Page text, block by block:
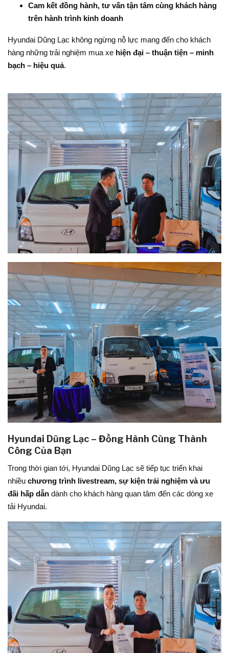
Cam kết đồng hành, tư vấn tận tâm cùng khách hàng
trên hành trình kinh doanh
Hyundai Dũng Lạc không ngừng nỗ lực mang đến cho khách
hàng những trải nghiệm mua xe hiện đại – thuận tiện – minh
bạch – hiệu quả.
Hyundai Dũng Lạc – Đồng Hành Cùng Thành
Công Của Bạn
Trong thời gian tới, Hyundai Dũng Lạc sẽ tiếp tục triển khai
nhiều chương trình livestream, sự kiện trải nghiệm và ưu
đãi hấp dẫn dành cho khách hàng quan tâm đến các dòng xe
tải Hyundai.